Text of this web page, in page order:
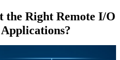
the Right Remote I/O